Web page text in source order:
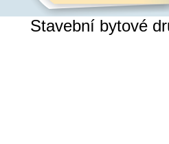
Stavební bytové